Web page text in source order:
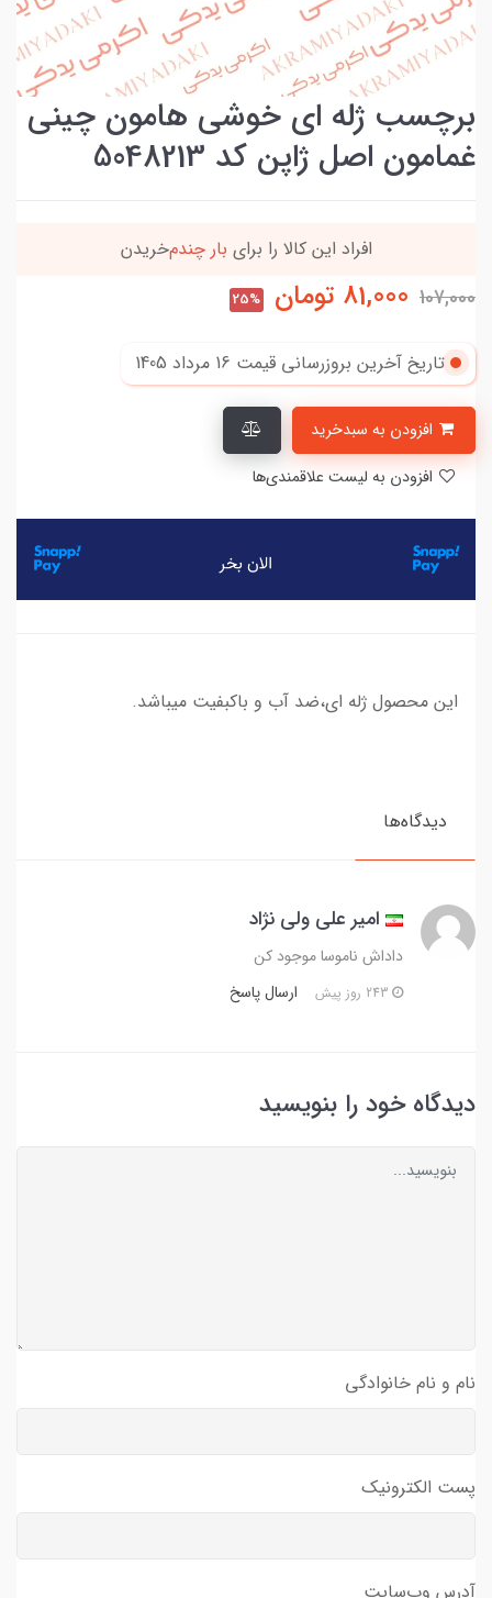
برچسب ژله ای خوشی هامون چینی
غمامون اصل ژاپن کد 5048213
افراد‌ این کالا را برای بار چندم‌خریدن
107,000
81,000 تومان 25%
تاریخ آخرین بروزرسانی قیمت 16 مرداد 1405
این محصول ژله ای،ضد آب و باکبفیت میباشد.
دیدگاه‌ها
امیر علی ولی نژاد
داداش ناموسا موجود کن
ارسال پاسخ
دیدگاه خود را بنویسید
نام و نام خانوادگی
پست الکترونیک
آدرس وب‌سایت